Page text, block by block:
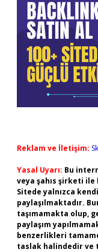
Reklam ve İletişim:
Yasal Uyarı: Bu
veya şahıs şirketi ile
Sitede yalnızca
paylaşılmaktadır.
taşımamakta olup,
paylaşım
benzerlikleri
taslak halindedir ve